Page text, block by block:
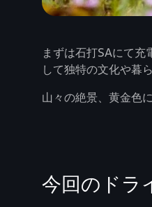
まずは石打SAにて
して独特の文化や暮
山々の絶景、黄金色
今回のドラ